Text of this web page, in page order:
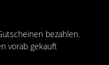
bezahlen.
vorab gekauft